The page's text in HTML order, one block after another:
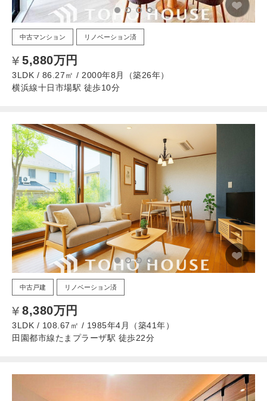
中古マンション リノベーション済
5,880万円
3LDK / 86.27㎡ / 2000年8月（築26年）
横浜線十日市場駅 徒歩10分
中古戸建 リノベーション済
8,380万円
3LDK / 108.67㎡ / 1985年4月（築41年）
田園都市線たまプラーザ駅 徒歩22分